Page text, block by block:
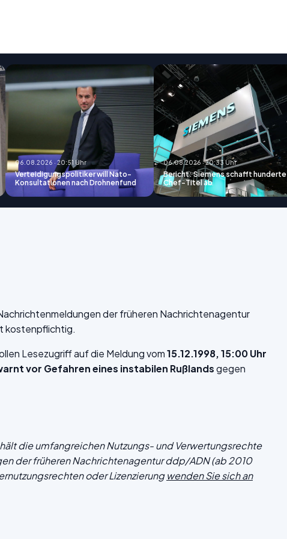
06.08.2026 · 20:51 Uhr
Verteidigungspolitiker will Nato-
Konsultationen nach Drohnenfund
06.08.2026 · 20:33 Uhr
Bericht: Siemens schafft hunderte
Chef-Titel ab
der früheren Nachrichtenagentur
kostenpflichtig.
Lesezugriff auf die Meldung vom15.12.1998, 15:00 Uhr
vor Gefahren eines instabilen Rußlandsgegen
die umfangreichen Nutzungs- und Verwertungsrechte
der früheren Nachrichtenagentur ddp/ADN (ab 2010
oder Lizenzierungwenden Sie sich an